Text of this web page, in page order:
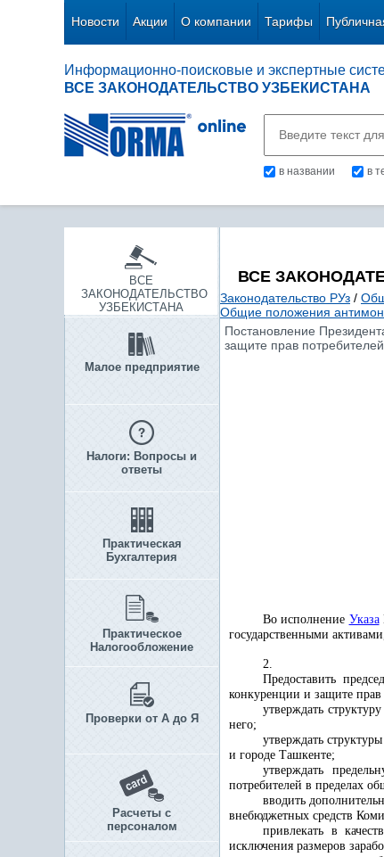
Новости Акции О компании Тарифы
Информационно-поисковые и экспертные
ВСЕ ЗАКОНОДАТЕЛЬСТВО УЗБЕКИСТАНА
в названии в
ВСЕ
ЗАКОНОДАТЕЛЬСТВО
УЗБЕКИСТАНА
Малое предприятие
Налоги: Вопросы и
ответы
Практическая
Бухгалтерия
Практическое
Налогообложение
Проверки от А до Я
Расчеты с
персоналом
ВСЕ
Законодательство РУз /
Общие положения
Постановление
защите прав
Во исполнение Указа
государственными
2.
Предоставить
конкуренции и защите прав
утверждать
него;
утверждать
и городе Ташкенте;
утверждать
потребителей в пределах
вводить
внебюджетных средств
привлекать в
исключения размеров